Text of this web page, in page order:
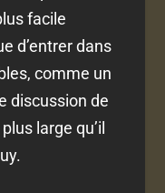
facile
d’entrer dans
comme un
discussion de
large qu’il